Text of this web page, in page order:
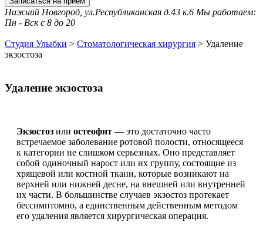
Нижний Новгород, ул.Республиканская д.43 к.6 Мы работаем:
Пн - Вск с 8 до 20
Студия Улыбки > Стоматологическая хирургия > Удаление
экзостоза
Удаление экзостоза
Экзостоз или остеофит — это достаточно часто
встречаемое заболевание ротовой полости, относящееся
к категории не слишком серьезных. Оно представляет
собой одиночный нарост или их группу, состоящие из
хрящевой или костной ткани, которые возникают на
верхней или нижней десне, на внешней или внутренней
их части. В большинстве случаев экзостоз протекает
бессимптомно, а единственным действенным методом
его удаления является хирургическая операция.